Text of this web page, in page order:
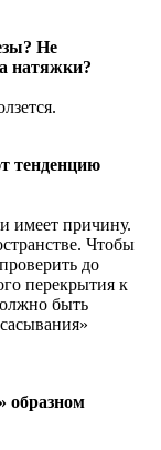
Не
натяжки?
тенденцию
имеет причину.
Чтобы
до
перекрытия к
быть
образном